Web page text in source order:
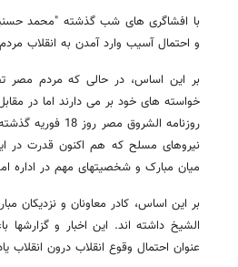
با افشاگری های شب گذشته "محمد
و احتمال آسیب وارد آمدن به انقلاب
بر این اساس، در حالی که مردم مصر
خواسته های خود بر می دارند اما در
روزنامه
نیروهای مسلح که هم اکنون قدرت در
میان مبارک و شخصیتهای مهم در اداره
الشیخ داشته اند. این اخبار و
عنوان احتمال وقوع انقلاب درون انقلاب